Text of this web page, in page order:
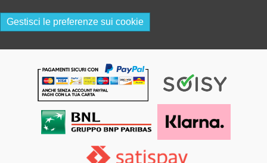
Gestisci le preferenze sui cookie